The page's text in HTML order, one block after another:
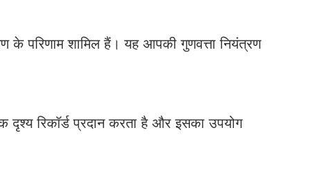
के परिणाम शामिल हैं। यह आपकी गुणवत्ता नियंत्रण
दृश्य रिकॉर्ड प्रदान करता है और इसका उपयोग